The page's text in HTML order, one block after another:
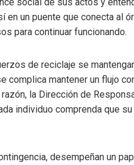
un puente que conecta al
para continuar funcionando.
de reciclaje se
complica mantener un flujo
la Dirección de
individuo comprenda que
desempeñan un